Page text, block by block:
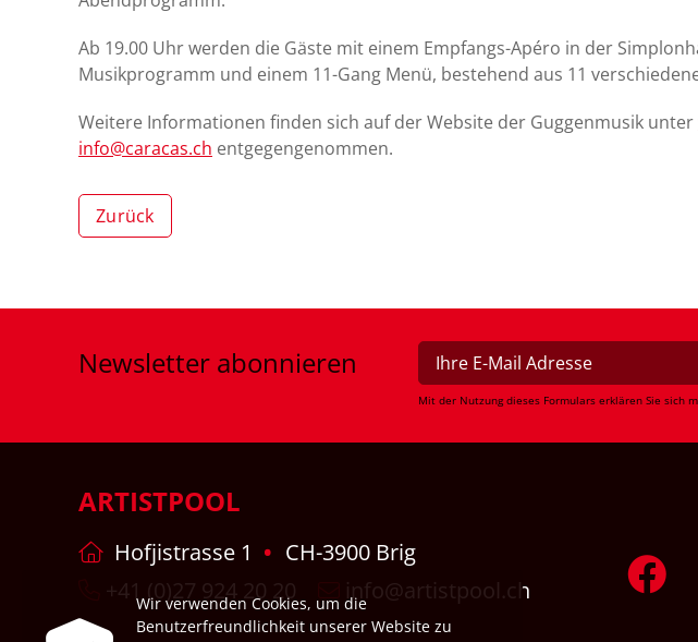
Ab 19.00 Uhr werden die Gäste mit einem Empfangs-Apéro in der
Musikprogramm und einem 11-Gang Menü, bestehend aus 11
Weitere Informationen finden sich auf der Website der Guggenmusik unter
info@caracas.ch entgegengenommen.
Zurück
Newsletter abonnieren
Mit der Nutzung dieses Formulars erklären Sie sich
ARTISTPOOL
Hofjistrasse 1
CH-3900 Brig
+41 (0)27 924 20 20
info@artistpool.ch
Wir verwenden Cookies, um die
Benutzerfreundlichkeit unserer Website zu